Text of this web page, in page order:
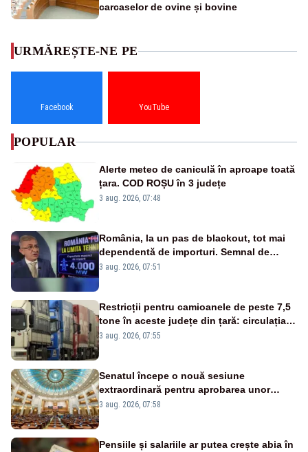
carcaselor de ovine și bovine
URMĂREȘTE-NE PE
Facebook YouTube
POPULAR
Alerte meteo de caniculă în aproape toată
țara. COD ROȘU în 3 județe
3 aug. 2026, 07:48
România, la un pas de blackout, tot mai
dependentă de importuri. Semnal de
alarmă tras de un expert în energie
3 aug. 2026, 07:51
Restricții pentru camioanele de peste 7,5
tone în aceste județe din țară: circulația
este interzisă luni, între orele 12:00 și
3 aug. 2026, 07:55
Senatul începe o nouă sesiune
extraordinară pentru aprobarea unor
jaloane din PNRR
3 aug. 2026, 07:58
Pensiile și salariile ar putea crește abia în